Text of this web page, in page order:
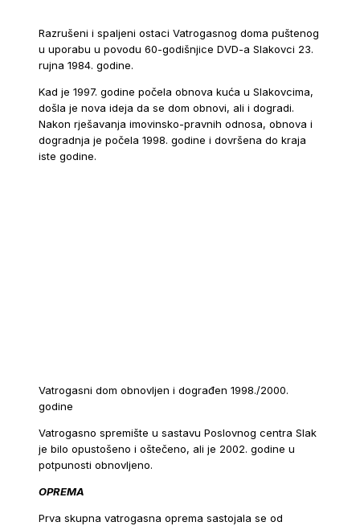
Razrušeni i spaljeni ostaci Vatrogasnog doma puštenog
u uporabu u povodu 60-godišnjice DVD-a Slakovci 23.
rujna 1984. godine.
Kad je 1997. godine počela obnova kuća u Slakovcima,
došla je nova ideja da se dom obnovi, ali i dogradi.
Nakon rješavanja imovinsko-pravnih odnosa, obnova i
dogradnja je počela 1998. godine i dovršena do kraja
iste godine.
Vatrogasni dom obnovljen i dograđen 1998./2000.
godine
Vatrogasno spremište u sastavu Poslovnog centra Slak
je bilo opustošeno i oštečeno, ali je 2002. godine u
potpunosti obnovljeno.
OPREMA
Prva skupna vatrogasna oprema sastojala se od